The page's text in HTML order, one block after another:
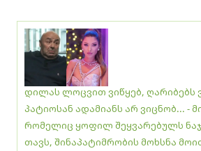
დილას ლოცვით ვიწყებ, ღარიბებს
პატიოსან ადამიანს არ ვიცნობ... -
რომელიც ყოფილ შეყვარებულს
თავს, შინაპატიმრობის მოხსნა